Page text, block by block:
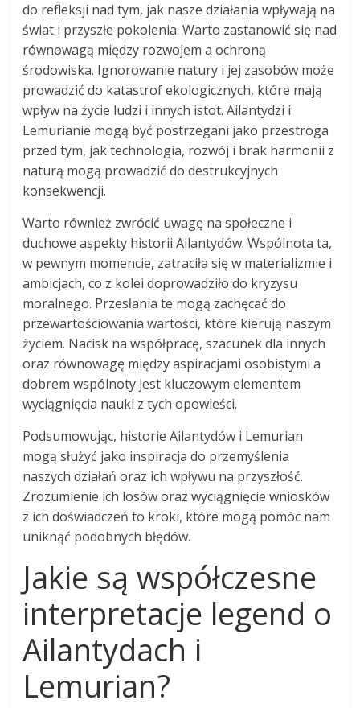
do refleksji nad tym, jak nasze działania wpływają na
świat i przyszłe pokolenia. Warto zastanowić się nad
równowagą między rozwojem a ochroną
środowiska. Ignorowanie natury i jej zasobów może
prowadzić do katastrof ekologicznych, które mają
wpływ na życie ludzi i innych istot. Ailantydzi i
Lemurianie mogą być postrzegani jako przestroga
przed tym, jak technologia, rozwój i brak harmonii z
naturą mogą prowadzić do destrukcyjnych
konsekwencji.
Warto również zwrócić uwagę na społeczne i
duchowe aspekty historii Ailantydów. Wspólnota ta,
w pewnym momencie, zatraciła się w materializmie i
ambicjach, co z kolei doprowadziło do kryzysu
moralnego. Przesłania te mogą zachęcać do
przewartościowania wartości, które kierują naszym
życiem. Nacisk na współpracę, szacunek dla innych
oraz równowagę między aspiracjami osobistymi a
dobrem wspólnoty jest kluczowym elementem
wyciągnięcia nauki z tych opowieści.
Podsumowując, historie Ailantydów i Lemurian
mogą służyć jako inspiracja do przemyślenia
naszych działań oraz ich wpływu na przyszłość.
Zrozumienie ich losów oraz wyciągnięcie wniosków
z ich doświadczeń to kroki, które mogą pomóc nam
uniknąć podobnych błędów.
Jakie są współczesne
interpretacje legend o
Ailantydach i
Lemurian?